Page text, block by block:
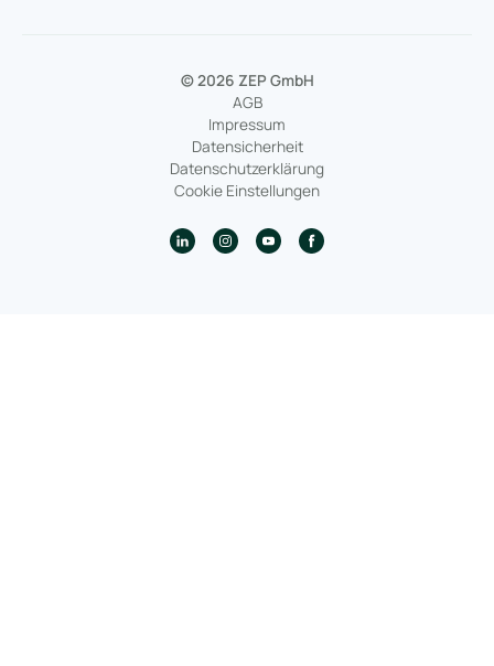
© 2026 ZEP GmbH
AGB
Impressum
Datensicherheit
Datenschutzerklärung
Cookie Einstellungen